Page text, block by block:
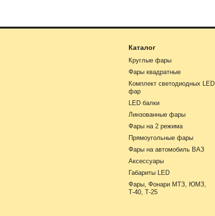
Каталог
Круглые фары
Фары квадратные
Комплект светодиодных LED
фар
LED балки
Линзованные фары
Фары на 2 режима
Прямоугольные фары
Фары на автомобиль ВАЗ
Аксессуары
Габариты LED
Фары, Фонари МТЗ, ЮМЗ,
Т-40, Т-25